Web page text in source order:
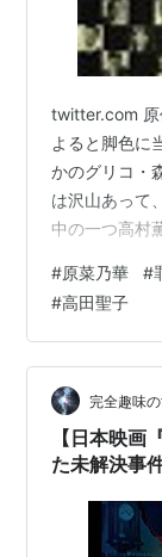
twitter.com 原
よると脚色に
かのグリコ・
は沢山あって
中の一つ高村
描いている。
BOX [Blu-ray]
(2020/11/5時
の経過をマス
件で江崎グリ
れこそ…
#原菜乃華 #
#高田聖子
完全趣味
【日本映画
た未解決事